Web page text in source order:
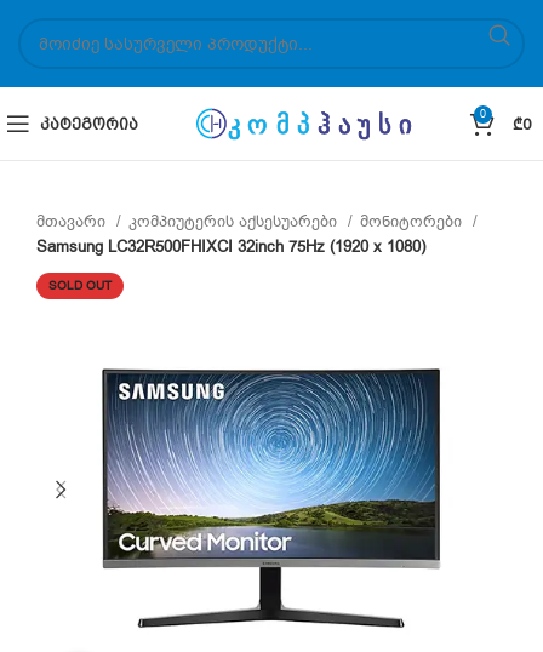
ᲙᲐᲢᲔᲒᲝᲠᲘᲐ
0
₾0
მთავარი კომპიუტერის აქსესუარები
მონიტორები
Samsung LC32R500FHIXCI 32inch 75Hz (1920 x 1080)
SOLD OUT